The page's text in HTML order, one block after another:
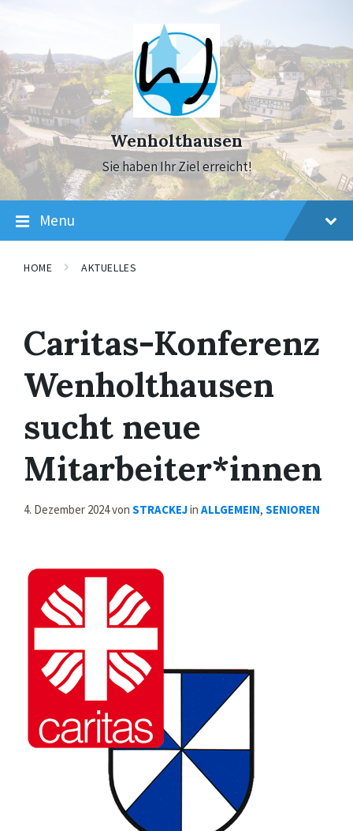
navigation
Wenholthausen
Sie haben Ihr Ziel erreicht!
Menu
HOME AKTUELLES
Caritas-Konferenz
Wenholthausen
sucht neue
Mitarbeiter*innen
4. Dezember 2024von STRACKEJin ALLGEMEIN, SENIOREN